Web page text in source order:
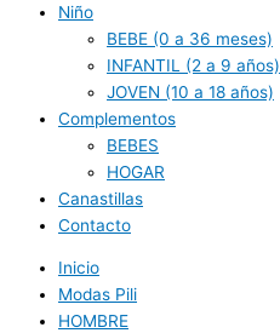
Niño
BEBE (0 a 36 meses)
INFANTIL (2 a 9 años)
JOVEN (10 a 18 años)
Complementos
BEBES
HOGAR
Canastillas
Contacto
Inicio
Modas Pili
HOMBRE